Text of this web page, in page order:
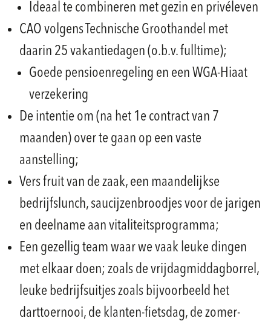
Ideaal te combineren met gezin en privéleven
CAO volgens Technische Groothandel met
daarin 25 vakantiedagen (o.b.v. fulltime);
Goede pensioenregeling en een WGA-Hiaat
verzekering
De intentie om (na het 1e contract van 7
maanden) over te gaan op een vaste
aanstelling;
Vers fruit van de zaak, een maandelijkse
bedrijfslunch, saucijzenbroodjes voor de jarigen
en deelname aan vitaliteitsprogramma;
Een gezellig team waar we vaak leuke dingen
met elkaar doen; zoals de vrijdagmiddagborrel,
leuke bedrijfsuitjes zoals bijvoorbeeld het
darttoernooi, de klanten-fietsdag, de zomer-